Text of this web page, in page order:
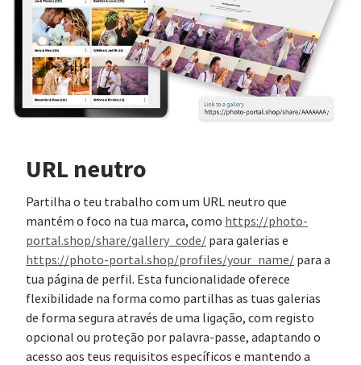
URL neutro
Partilha o teu trabalho com um URL neutro que
mantém o foco na tua marca, como https://photo-
portal.shop/share/gallery_code/ para galerias e
https://photo-portal.shop/profiles/your_name/ para a
tua página de perfil. Esta funcionalidade oferece
flexibilidade na forma como partilhas as tuas galerias
de forma segura através de uma ligação, com registo
opcional ou proteção por palavra-passe, adaptando o
acesso aos teus requisitos específicos e mantendo a